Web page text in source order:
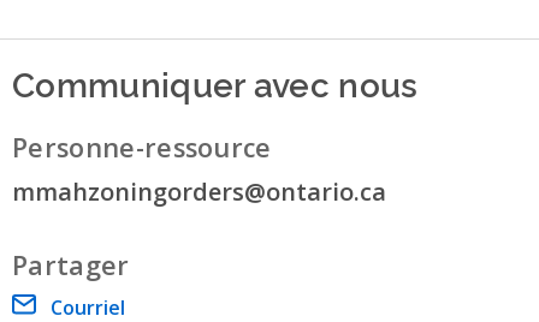
Communiquer avec nous
Personne-ressource
mmahzoningorders@ontario.ca
Partager
Courriel